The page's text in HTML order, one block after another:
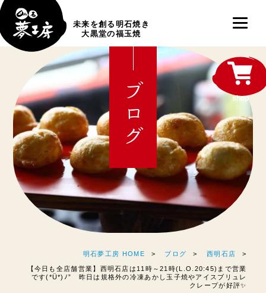
未来を創る明石焼き
大黒堂の福玉焼
ブログ
明石夢工房 HOME ブログ 西明石店
【今日も全店舗営業】西明石店は11時～21時(L.O.20:45)まで営業
です(*Ü*)ﾉ” 昨日は規格外の冷凍あかし玉子焼やアイスブリュレ
クレープが好評✨
shop